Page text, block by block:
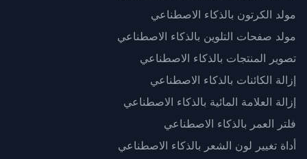
مولد الكرتون بالذكاء الاصطناعي
مولد صفحات التلوين بالذكاء الاصطناعي
تصوير المنتجات بالذكاء الاصطناعي
إزالة الكائنات بالذكاء الاصطناعي
إزالة العلامة المائية بالذكاء الاصطناعي
فلتر العمر بالذكاء الاصطناعي
أداة تغيير لون الشعر بالذكاء الاصطناعي